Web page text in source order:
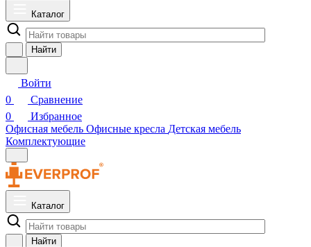
Каталог
Найти
Войти
0
Сравнение
0
Избранное
Офисная мебель Офисные кресла Детская мебель
Комплектующие
Каталог
Найти